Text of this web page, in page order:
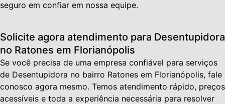
seguro em confiar em nossa equipe.
Solicite agora atendimento para Desentupidora
no Ratones em Florianópolis
Se você precisa de uma empresa confiável para serviços
de Desentupidora no bairro Ratones em Florianópolis, fale
conosco agora mesmo. Temos atendimento rápido, preços
acessíveis e toda a experiência necessária para resolver